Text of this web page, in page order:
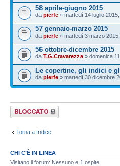
58 aprile-giugno 2015
da pierfe » martedì 14 luglio
57 gennaio-marzo 2015
da pierfe » martedì 3 marzo
56 ottobre-dicembre 2015
da T.G.Cravarezza » domenica
Le copertine, gli indici e
da pierfe » martedì 30 dicembre
Forum bloccato
Torna a Indice
CHI C’È IN LINEA
Visitano il forum: Nessuno e 1 ospite